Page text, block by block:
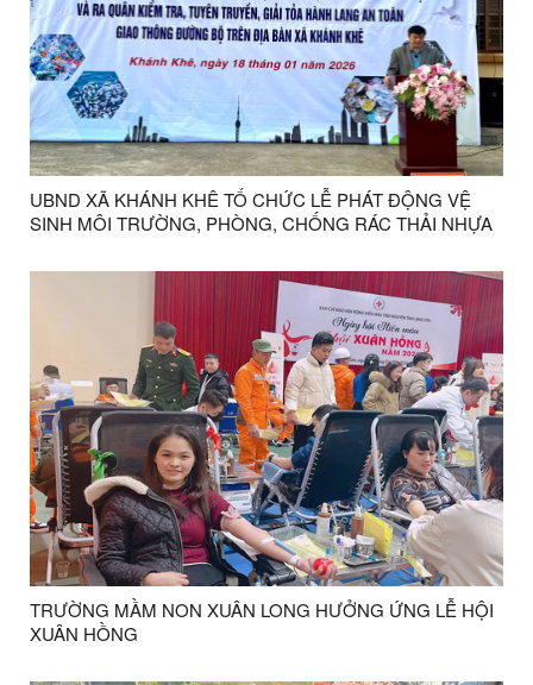
UBND XÃ KHÁNH KHÊ TỔ CHỨC LỄ PHÁT ĐỘNG VỆ
SINH MÔI TRƯỜNG, PHÒNG, CHỐNG RÁC THẢI NHỰA
THÔNG ĐƯỜNG BỘ
TRƯỜNG MẦM NON XUÂN LONG HƯỞNG ỨNG LỄ HỘI
XUÂN HỒNG